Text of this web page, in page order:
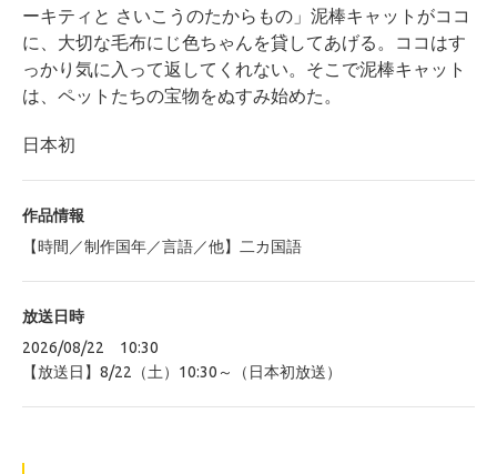
ーキティと さいこうのたからもの」泥棒キャットがココ
に、大切な毛布にじ色ちゃんを貸してあげる。ココはす
っかり気に入って返してくれない。そこで泥棒キャット
は、ペットたちの宝物をぬすみ始めた。
日本初
作品情報
【時間／制作国年／言語／他】二カ国語
放送日時
2026/08/22 10:30
【放送日】8/22（土）10:30～（日本初放送）